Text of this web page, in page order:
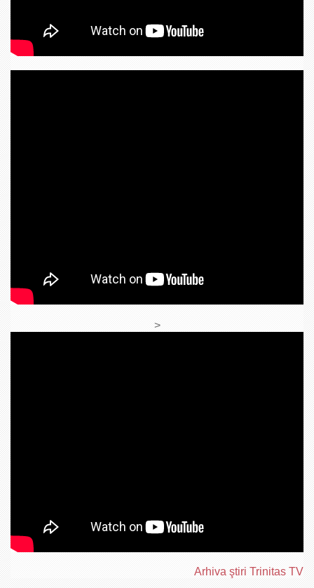
>
Arhiva ştiri Trinitas TV